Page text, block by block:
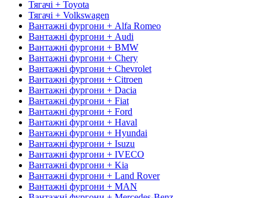
Тягачі + Toyota
Тягачі + Volkswagen
Вантажні фургони + Alfa Romeo
Вантажні фургони + Audi
Вантажні фургони + BMW
Вантажні фургони + Chery
Вантажні фургони + Chevrolet
Вантажні фургони + Citroen
Вантажні фургони + Dacia
Вантажні фургони + Fiat
Вантажні фургони + Ford
Вантажні фургони + Haval
Вантажні фургони + Hyundai
Вантажні фургони + Isuzu
Вантажні фургони + IVECO
Вантажні фургони + Kia
Вантажні фургони + Land Rover
Вантажні фургони + MAN